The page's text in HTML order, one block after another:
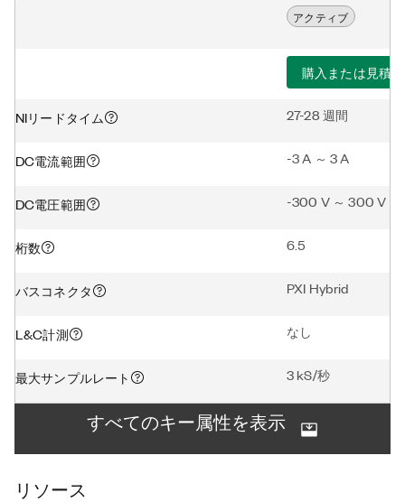
アクティブ
購入または見積
NIリードタイム 27-28 週間
DC電流範囲 -3 A ～ 3 A
DC電圧範囲 -300 V ～ 300 V
桁数 6.5
バスコネクタ PXI Hybrid
L&C計測 なし
最大サンプルレート 3 kS/秒
すべてのキー属性を表示
リソース